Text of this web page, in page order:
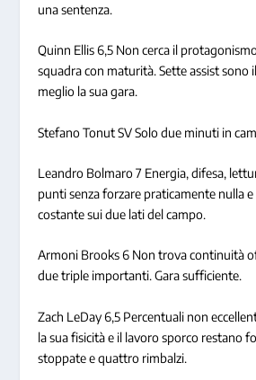
una sentenza.
Quinn Ellis 6,5 Non cerca il
squadra con maturità. Sette assist sono
meglio la sua gara.
Stefano Tonut SVSolo due minuti in
Leandro Bolmaro 7 Energia, difesa,
punti senza forzare praticamente nulla
costante sui due lati del campo.
Armoni Brooks 6 Non trova continuità
due triple importanti. Gara sufficiente.
Zach LeDay 6,5 Percentuali non
la sua fisicità e il lavoro sporco restano
stoppate e quattro rimbalzi.